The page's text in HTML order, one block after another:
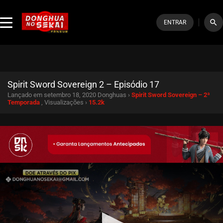
ENTRAR search
Spirit Sword Sovereign 2 – Episódio 17
Lançado em setembro 18, 2020 Donghuas › Spirit Sword Sovereign – 2ª
Temporada , Visualizações › 15.2k